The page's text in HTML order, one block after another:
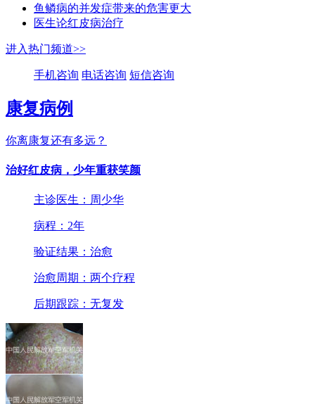
鱼鳞病的并发症带来的危害更大
医生论红皮病治疗
进入热门频道>>
手机咨询 电话咨询 短信咨询
康复病例
你离康复还有多远？
治好红皮病，少年重获笑颜
主诊医生：周少华
病程：2年
验证结果：治愈
治愈周期：两个疗程
后期跟踪：无复发